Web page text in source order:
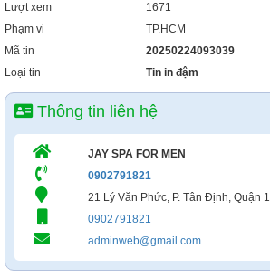
Lượt xem
1671
Phạm vi
TP.HCM
Mã tin
20250224093039
Loại tin
Tin in đậm
Thông tin liên hệ
JAY SPA FOR MEN
0902791821
21 Lý Văn Phức, P. Tân Định, Quận 1
0902791821
adminweb@gmail.com